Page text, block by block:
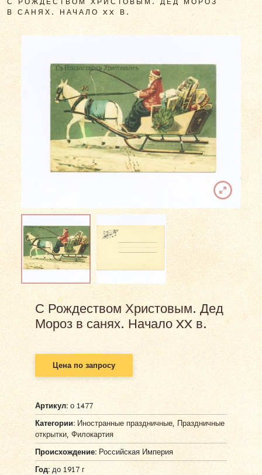
С РОЖДЕСТВОМ ХРИСТОВЫМ. ДЕД МОРОЗ
В САНЯХ. НАЧАЛО XX В.
С Рождеством Христовым. Дед
Мороз в санях. Начало XX в.
Цена по запросу
Артикул:о 1477
Категории: Иностранные праздничные, Праздничные
открытки,Филокартия
Происхождение:Российская Империя
Год:до 1917 г